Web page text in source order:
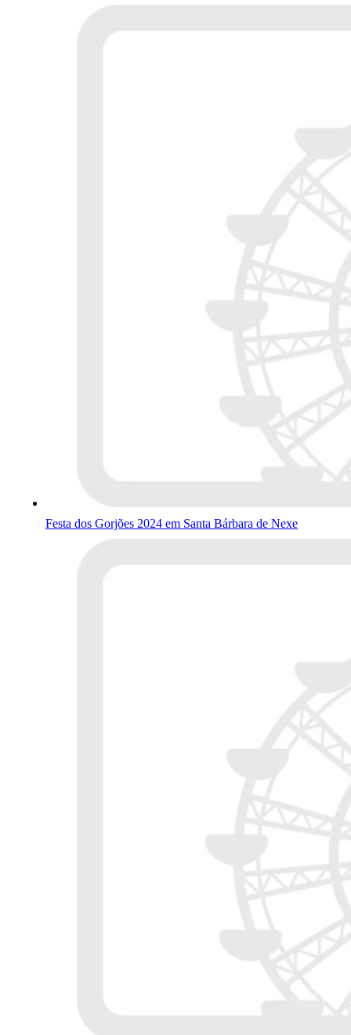
Festa dos Gorjões 2024 em Santa Bárbara de Nexe